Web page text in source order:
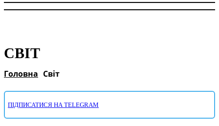
СВІТ
Головна Світ
ПІДПИСАТИСЯ НА TELEGRAM